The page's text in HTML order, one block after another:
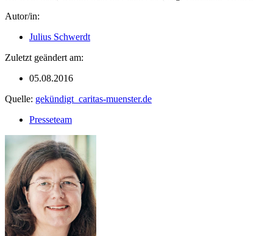
Autor/in:
Julius Schwerdt
Zuletzt geändert am:
05.08.2016
Quelle: gekündigt_caritas-muenster.de
Presseteam